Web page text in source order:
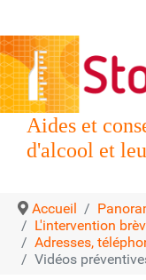
Aides et
d'alcool et
Accueil
L'intervention
Adresses,
Vidéos